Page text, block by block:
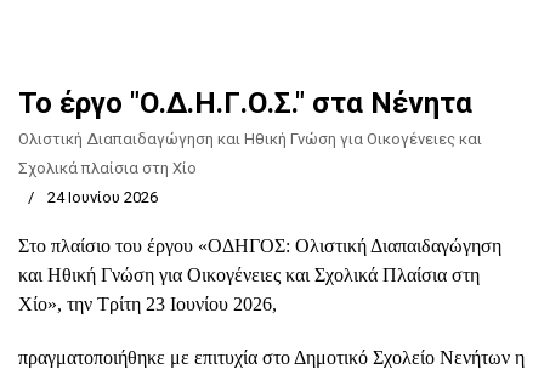
Το έργο "Ο.Δ.Η.Γ.Ο.Σ." στα Νένητα
Ολιστική Διαπαιδαγώγηση και Ηθική Γνώση για Οικογένειες και
Σχολικά πλαίσια στη Χίο
24 Ιουνίου 2026
Στο πλαίσιο του έργου «ΟΔΗΓΟΣ: Ολιστική Διαπαιδαγώγηση
και Ηθική Γνώση για Οικογένειες και Σχολικά Πλαίσια στη
Χίο», την Τρίτη 23 Ιουνίου 2026,
πραγματοποιήθηκε με επιτυχία στο Δημοτικό Σχολείο Νενήτων η